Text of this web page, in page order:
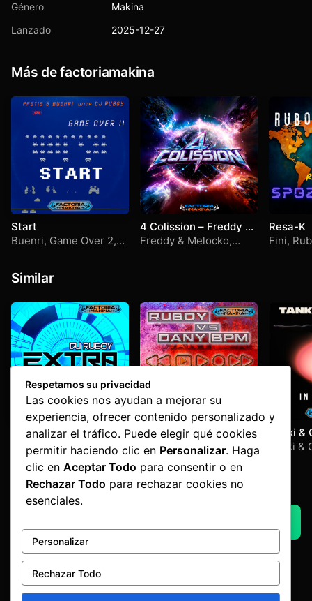
Género
Makina
Lanzado
2025-12-27
Más de factoriamakina
Start
Buenri, Game Over 2,
4 Colission – Freddy &
Melocko + Sami & Q-
Freddy & Melocko,
Resa-K
Fini,
Similar
Extra
Ruboy
Take Control
Dany Bpm,Ruboy
Tanki
In
Tanki &
Advertisement by Factoria Makina
Respetamos su privacidad
Las cookies nos ayudan a mejorar su
experiencia, ofrecer contenido personalizado y
analizar el tráfico. Puede elegir qué cookies
permitir haciendo clic en Personalizar. Haga
clic en Aceptar Todo para consentir o en
Rechazar Todo para rechazar cookies no
esenciales.
Personalizar
Rechazar Todo